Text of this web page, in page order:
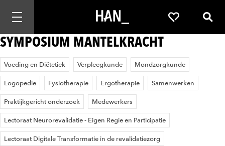
Mobiele navigatie openen Favorieten
SYMPOSIUM MANTELKRACHT
Voeding en Diëtetiek Verpleegkunde Mondzorgkunde
Logopedie Fysiotherapie Ergotherapie Samenwerken
Praktijkgericht onderzoek Medewerkers
Lectoraat Neurorevalidatie - Eigen Regie en Participatie
Lectoraat Digitale Transformatie in de revalidatiezorg